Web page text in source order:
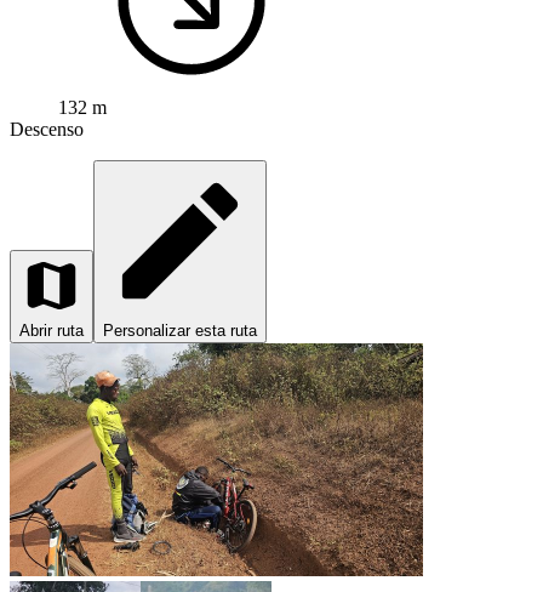
132 m
Descenso
Abrir ruta Personalizar esta ruta